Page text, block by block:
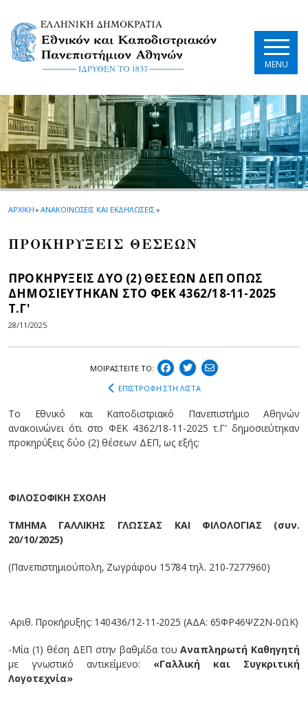
MENU
ΑΡΧΙΚΗ» ΑΝΑΚΟΙΝΩΣΕΙΣ ΚΑΙ ΕΚΔΗΛΩΣΕΙΣ»
ΠΡΟΚΗΡΥΞΕΙΣ ΘΕΣΕΩΝ
ΠΡΟΚΗΡΥΞΕΙΣ ΔΥΟ (2) ΘΕΣΕΩΝ ΔΕΠ ΟΠΩΣ
ΔΗΜΟΣΙΕΥΤΗΚΑΝ ΣΤΟ ΦEK 4362/18-11-2025
Τ.Γ'
28/11/2025
ΜΟΙΡΑΣΤEIΤΕ ΤΟ:
ΕΠΙΣΤΡΟΦΗ ΣΤΗ ΛΙΣΤΑ
Το Εθνικό και Καποδιστριακό Πανεπιστήμιο Αθηνών
ανακοινώνει ότι στο ΦEK 4362/18-11-2025 τ.Γ' δημοσιεύτηκαν
προκηρύξεις δύο (2) θέσεων ΔΕΠ, ως εξής:
ΦΙΛΟΣΟΦΙΚΗ ΣΧΟΛΗ
ΤΜΗΜΑ ΓΑΛΛΙΚΗΣ ΓΛΩΣΣΑΣ ΚΑΙ ΦΙΛΟΛΟΓΙΑΣ (συν.
20/10/2025)
(Πανεπιστημιούπολη, Ζωγράφου 15784 τηλ. 210-7277960)
·Αριθ. Προκήρυξης: 140436/12-11-2025 (ΑΔΑ: 65ΦΡ46ΨΖ2Ν-0ΩΚ)
-Μία (1) θέση ΔΕΠ στην βαθμίδα τουΑναπληρωτή Καθηγητή
με γνωστικό αντικείμενο: «Γαλλική και Συγκριτική
Λογοτεχνία»